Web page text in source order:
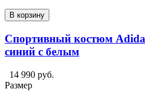
В корзину
Спортивный костюм
синий с белым
14 990 руб.
Размер